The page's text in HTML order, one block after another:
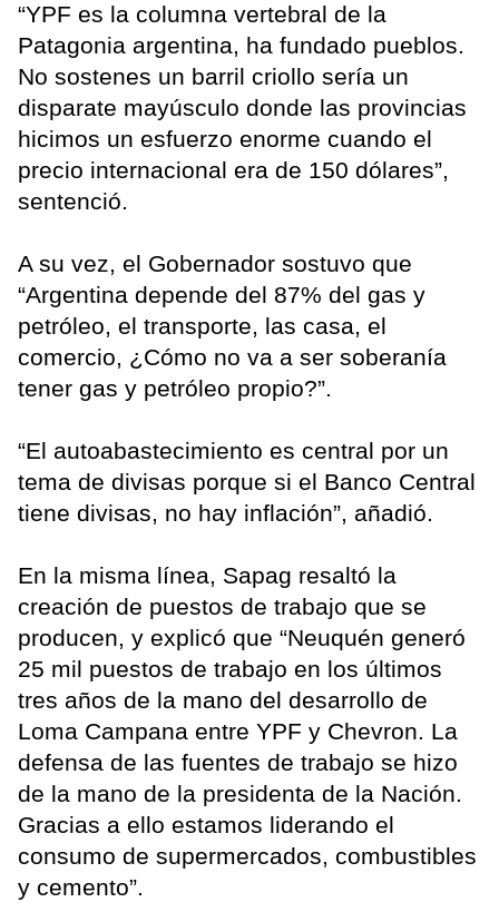
“YPF es la columna vertebral de la
Patagonia argentina, ha fundado pueblos.
No sostenes un barril criollo sería un
disparate mayúsculo donde las provincias
hicimos un esfuerzo enorme cuando el
precio internacional era de 150 dólares”,
sentenció.
A su vez, el Gobernador sostuvo que
“Argentina depende del 87% del gas y
petróleo, el transporte, las casa, el
comercio, ¿Cómo no va a ser soberanía
tener gas y petróleo propio?”.
“El autoabastecimiento es central por un
tema de divisas porque si el Banco Central
tiene divisas, no hay inflación”, añadió.
En la misma línea, Sapag resaltó la
creación de puestos de trabajo que se
producen, y explicó que “Neuquén generó
25 mil puestos de trabajo en los últimos
tres años de la mano del desarrollo de
Loma Campana entre YPF y Chevron. La
defensa de las fuentes de trabajo se hizo
de la mano de la presidenta de la Nación.
Gracias a ello estamos liderando el
consumo de supermercados, combustibles
y cemento”.